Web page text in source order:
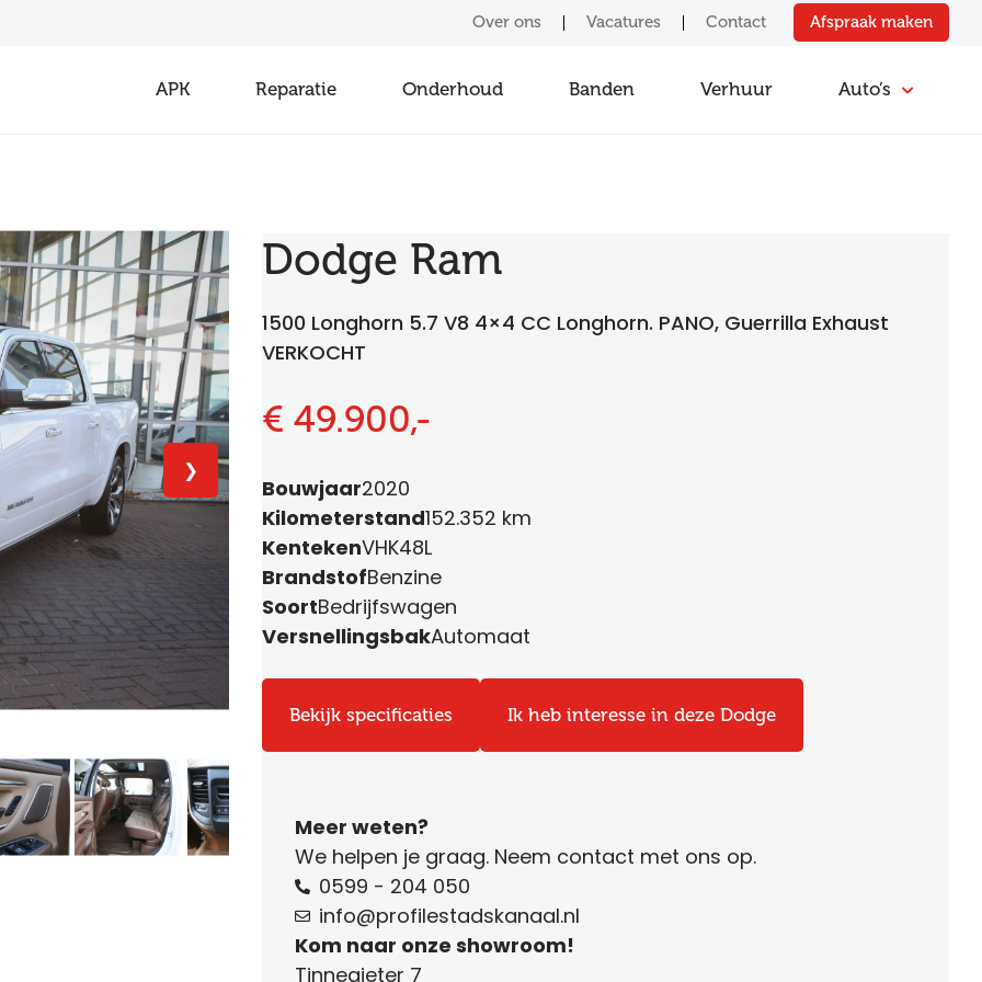
Over ons Vacatures Contact Afspraak maken
APK Reparatie Onderhoud Banden Verhuur Auto’s
❯
Dodge Ram
1500 Longhorn 5.7 V8 4×4 CC Longhorn. PANO, Guerrilla Exhaust
VERKOCHT
€ 49.900,-
Bouwjaar2020
Kilometerstand152.352 km
KentekenVHK48L
BrandstofBenzine
SoortBedrijfswagen
VersnellingsbakAutomaat
Bekijk specificaties Ik heb interesse in deze Dodge
Meer weten?
We helpen je graag. Neem contact met ons op.
0599 - 204 050
info@profilestadskanaal.nl
Kom naar onze showroom!
Tinnegieter 7